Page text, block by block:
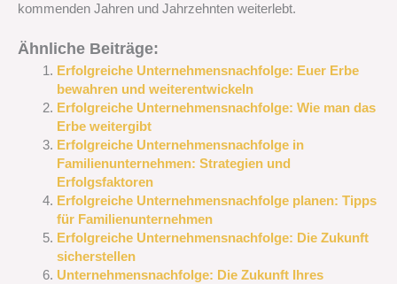
kommenden Jahren und Jahrzehnten weiterlebt.
Ähnliche Beiträge:
Erfolgreiche Unternehmensnachfolge: Euer Erbe
bewahren und weiterentwickeln
Erfolgreiche Unternehmensnachfolge: Wie man das
Erbe weitergibt
Erfolgreiche Unternehmensnachfolge in
Familienunternehmen: Strategien und
Erfolgsfaktoren
Erfolgreiche Unternehmensnachfolge planen: Tipps
für Familienunternehmen
Erfolgreiche Unternehmensnachfolge: Die Zukunft
sicherstellen
Unternehmensnachfolge: Die Zukunft Ihres